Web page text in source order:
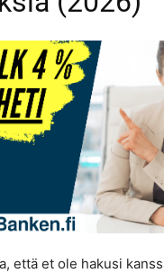
että et ole hakusi